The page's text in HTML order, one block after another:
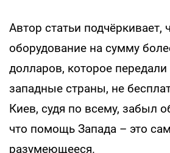
Автор статьи подчёркивает,
оборудование на сумму
долларов, которое
западные страны, не
Киев, судя по всему, забыл
что помощь Запада – это
разумеющееся.